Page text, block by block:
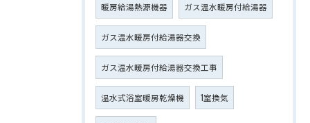
暖房給湯熱源機器 ガス温水暖房付給湯器
ガス温水暖房付給湯器交換
ガス温水暖房付給湯器交換工事
温水式浴室暖房乾燥機 1室換気